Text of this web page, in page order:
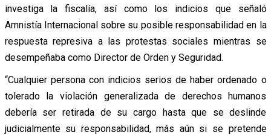
investiga la fiscalía, así como los indicios que señaló
Amnistía Internacional sobre su posible responsabilidad en la
respuesta represiva a las protestas sociales mientras se
desempeñaba como Director de Orden y Seguridad.
“Cualquier persona con indicios serios de haber ordenado o
tolerado la violación generalizada de derechos humanos
debería ser retirada de su cargo hasta que se deslinde
judicialmente su responsabilidad, más aún si se pretende